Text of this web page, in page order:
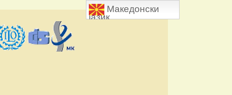
Македонски
јазик